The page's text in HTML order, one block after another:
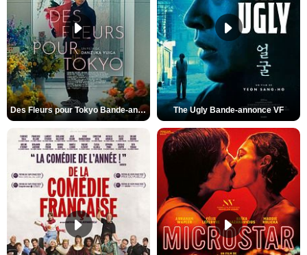
Des Fleurs pour Tokyo Bande-annonce VO STFR The Ugly Bande-annonce VF